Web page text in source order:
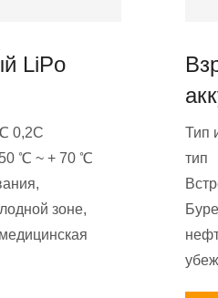
LiPo
0,2C
50 ℃ ~ + 70 ℃
зоне,
Тип
тип